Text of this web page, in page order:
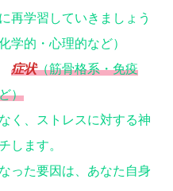
再学習していきましょう
学的・心理的など）
症状（筋骨格系・免疫
）
く、ストレスに対する神
します。
った要因は、あなた自身